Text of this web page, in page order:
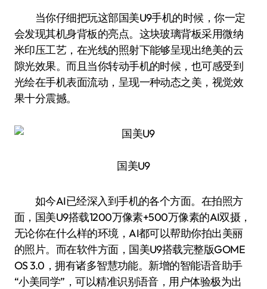
当你仔细把玩这部国美U9手机的时候，你一定
会发现其机身背板的亮点。这块玻璃背板采用微纳
米印压工艺，在光线的照射下能够呈现出绝美的云
隙光效果。而且当你转动手机的时候，也可感受到
光绘在手机表面流动，呈现一种动态之美，视觉效
果十分震撼。
国美U9
如今AI已经深入到手机的各个方面。在拍照方
面，国美U9搭载1200万像素+500万像素的AI双摄，
无论你在什么样的环境，AI都可以帮助你拍出美丽
的照片。而在软件方面，国美U9搭载完整版GOME
OS 3.0，拥有诸多智慧功能。新增的智能语音助手
“小美同学”，可以精准识别语音，用户体验极为出